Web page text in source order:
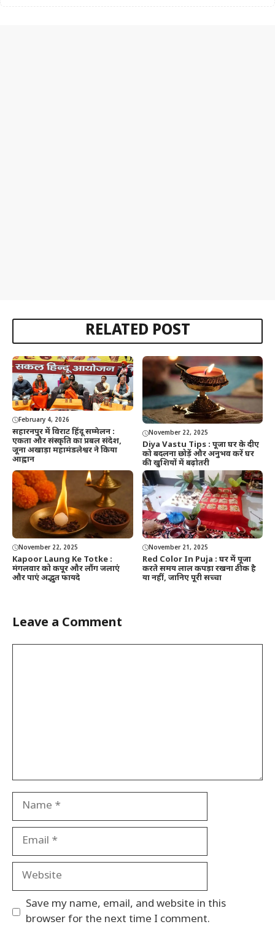
RELATED POST
February 4, 2026
सहारनपुर में विराट हिंदू सम्मेलन :
एकता और संस्कृति का प्रबल संदेश,
जूना अखाड़ा महामंडलेश्वर ने किया
आह्वान
November 22, 2025
Diya Vastu Tips : पूजा घर के दीए
को बदलना छोड़ें और अनुभव करें घर
की खुशियों में बढ़ोतरी
November 22, 2025
Kapoor Laung Ke Totke :
मंगलवार को कपूर और लौंग जलाएं
और पाएं अद्भुत फायदे
November 21, 2025
Red Color In Puja : घर में पूजा
करते समय लाल कपड़ा रखना ठीक है
या नहीं, जानिए पूरी सच्चा
Leave a Comment
Name
Email
Website
Save my name, email, and website in this
browser for the next time I comment.